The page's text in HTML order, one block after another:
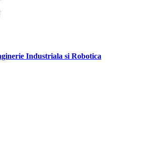
Industriala si Robotica